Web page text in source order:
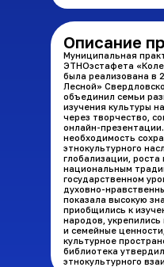
Описание
Муниципальная
ЭТНОэстафета
была реализована в
Лесной»
объединил семьи
изучения культуры
через творчество,
онлайн-
необходимость
этнокультурного
глобализации, роста
национальным
государственном
духовно-
показала высокую
приобщились к
народов,
и семейные
культурное
библиотека
этнокультурного